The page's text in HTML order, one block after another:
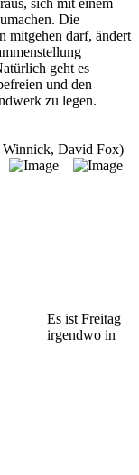
Die
mitgehen darf, ändert
geht es
und den
zu legen.
David Fox)
Es ist Freitag
irgendwo in